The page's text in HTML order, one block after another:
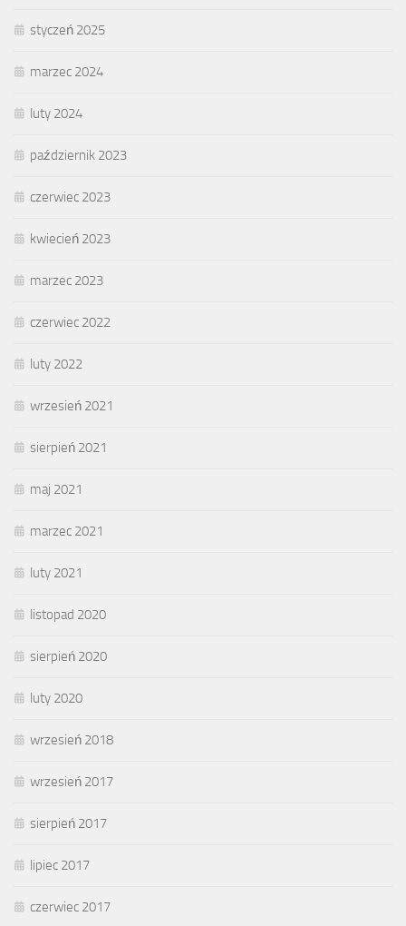
styczeń 2025
marzec 2024
luty 2024
październik 2023
czerwiec 2023
kwiecień 2023
marzec 2023
czerwiec 2022
luty 2022
wrzesień 2021
sierpień 2021
maj 2021
marzec 2021
luty 2021
listopad 2020
sierpień 2020
luty 2020
wrzesień 2018
wrzesień 2017
sierpień 2017
lipiec 2017
czerwiec 2017